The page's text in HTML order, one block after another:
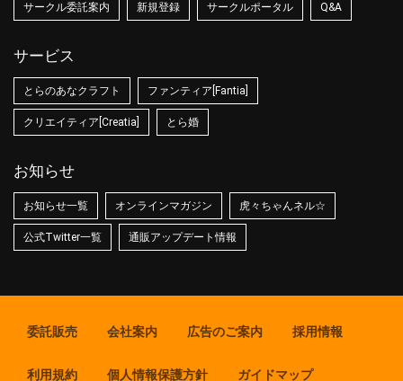
サークル委託案内 新規登録 サークルポータル Q&A
サービス
とらのあなクラフト ファンティア[Fantia]
クリエイティア[Creatia] とら婚
お知らせ
お知らせ一覧 オンラインマガジン 虎々ちゃんネル☆
公式Twitter一覧 通販アップデート情報
委託販売 会社案内 広告のご案内 採用情報
利用規約 個人情報保護方針 ガイドマップ